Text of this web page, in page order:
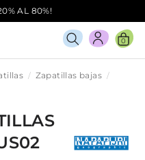
AL 80%!
0
Zapatillas bajas